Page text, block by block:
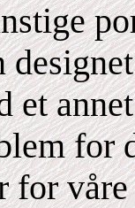
et
for
for